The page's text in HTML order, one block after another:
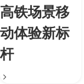
高铁场景移
动体验新标
杆